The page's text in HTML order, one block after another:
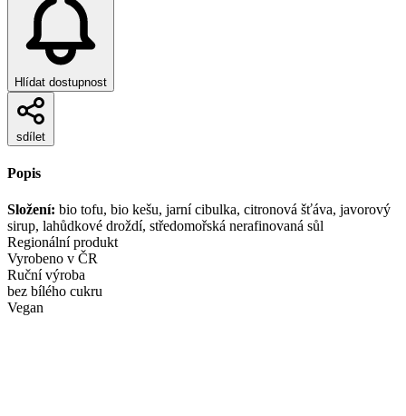
Hlídat dostupnost
sdílet
Popis
Složení: bio tofu, bio kešu, jarní cibulka, citronová šťáva, javorový
sirup, lahůdkové droždí, středomořská nerafinovaná sůl
Regionální produkt
Vyrobeno v ČR
Ruční výroba
bez bílého cukru
Vegan